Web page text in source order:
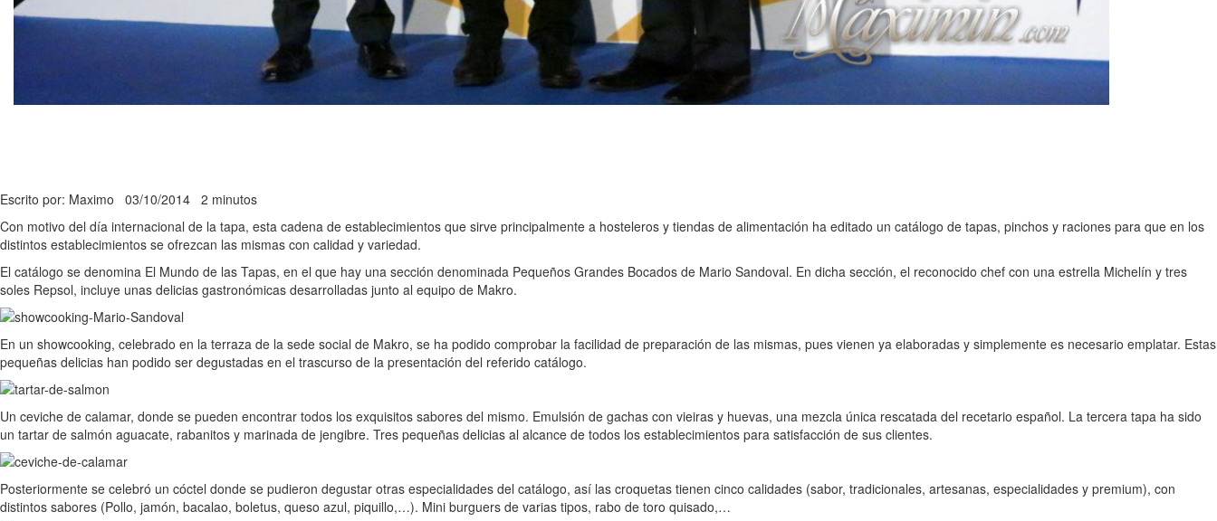
Escrito por: Maximo 03/10/2014 2 minutos
Con motivo del día internacional de la tapa, esta cadena de establecimientos que sirve principalmente a hosteleros y tiendas de alimentación ha editado un catálogo de tapas, pinchos y raciones para que en los
distintos establecimientos se ofrezcan las mismas con calidad y variedad.
El catálogo se denomina El Mundo de las Tapas, en el que hay una sección denominada Pequeños Grandes Bocados de Mario Sandoval. En dicha sección, el reconocido chef con una estrella Michelín y tres
soles Repsol, incluye unas delicias gastronómicas desarrolladas junto al equipo de Makro.
En un showcooking, celebrado en la terraza de la sede social de Makro, se ha podido comprobar la facilidad de preparación de las mismas, pues vienen ya elaboradas y simplemente es necesario emplatar. Estas
pequeñas delicias han podido ser degustadas en el trascurso de la presentación del referido catálogo.
Un ceviche de calamar, donde se pueden encontrar todos los exquisitos sabores del mismo. Emulsión de gachas con vieiras y huevas, una mezcla única rescatada del recetario español. La tercera tapa ha sido
un tartar de salmón aguacate, rabanitos y marinada de jengibre. Tres pequeñas delicias al alcance de todos los establecimientos para satisfacción de sus clientes.
Posteriormente se celebró un cóctel donde se pudieron degustar otras especialidades del catálogo, así las croquetas tienen cinco calidades (sabor, tradicionales, artesanas, especialidades y premium), con
distintos sabores (Pollo, jamón, bacalao, boletus, queso azul, piquillo,…). Mini burguers de varias tipos, rabo de toro quisado,…